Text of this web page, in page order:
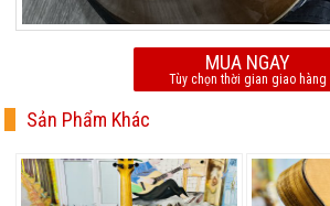
MUA NGAY
Tùy chọn thời gian giao hàng
Sản Phẩm Khác